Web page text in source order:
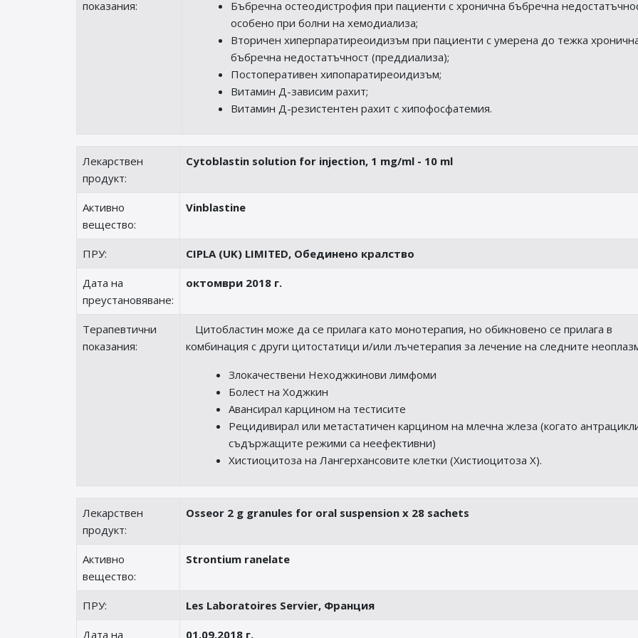
показания:
Бъбречна остеодистрофия при пациенти с хронична бъбречна
особено при болни на хемодиализа;
Вторичен хиперпаратиреоидизъм при пациенти с умерена до тежка
бъбречна недостатъчност (преддиализа);
Постоперативен хипопаратиреоидизъм;
Витамин Д-зависим рахит;
Витамин Д-резистентен рахит с хипофосфатемия.
Лекарствен
продукт:
Cytoblastin solution for injection, 1 mg/ml - 10 ml
Активно
вещество:
Vinblastine
ПРУ: CIPLA (UK) LIMITED, Обединено кралство
Дата на
преустановяване:
октомври 2018 г.
Терапевтични
показания:
Цитобластин може да се прилага като монотерапия, но обикновено се прилага в
комбинация с други цитостатици и/или лъчетерапия за лечение на следните
Злокачествени Неходжкинови лимфоми
Болест на Ходжкин
Авансирал карцином на тестисите
Рецидивирал или метастатичен карцином на млечна жлеза (когато
съдържащите режими са неефективни)
Хистиоцитоза на Лангерхансовите клетки (Хистиоцитоза Х).
Лекарствен
продукт:
Osseor 2 g granules for oral suspension x 28 sachets
Активно
вещество:
Strontium ranelate
ПРУ: Les Laboratoires Servier, Франция
Дата на 01.09.2018 г.